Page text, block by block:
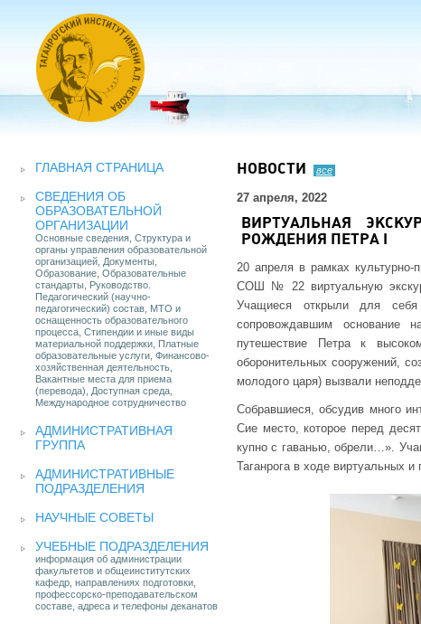
ГЛАВНАЯ СТРАНИЦА
СВЕДЕНИЯ ОБ
ОБРАЗОВАТЕЛЬНОЙ
ОРГАНИЗАЦИИ
Основные сведения, Структура и
органы управления образовательной
организацией, Документы,
Образование, Образовательные
стандарты, Руководство.
Педагогический (научно-
педагогический) состав, МТО и
оснащенность образовательного
процесса, Стипендии и иные виды
материальной поддержки, Платные
образовательные услуги, Финансово-
хозяйственная деятельность,
Вакантные места для приема
(перевода), Доступная среда,
Международное сотрудничество
АДМИНИСТРАТИВНАЯ
ГРУППА
АДМИНИСТРАТИВНЫЕ
ПОДРАЗДЕЛЕНИЯ
НАУЧНЫЕ СОВЕТЫ
УЧЕБНЫЕ ПОДРАЗДЕЛЕНИЯ
информация об администрации
факультетов и общеинститутских
кафедр, направлениях подготовки,
профессорско-преподавательском
составе, адреса и телефоны деканатов
НОВОСТИ все
27 апреля, 2022
ВИРТУАЛЬНАЯ
РОЖДЕНИЯ ПЕТРА I
20 апреля в рамках
СОШ № 22 виртуальную
Учащиеся открыли для себя
сопровождавшим основание
путешествие Петра к
оборонительных сооружений,
молодого царя) вызвали
Собравшиеся, обсудив много
Сие место, которое перед
купно с гаванью, обрели…».
Таганрога в ходе виртуальных